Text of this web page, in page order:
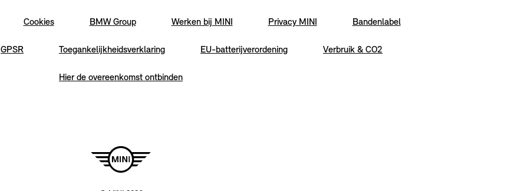
Cookies BMW Group Werken bij MINI Privacy MINI Bandenlabel
GPSR Toegankelijkheidsverklaring EU-batterijverordening Verbruik & CO2
Hier de overeenkomst ontbinden